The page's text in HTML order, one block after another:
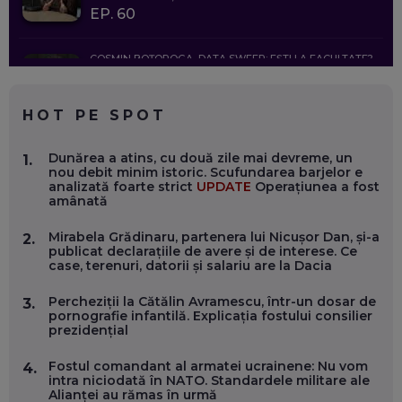
EP. 60
COSMIN BOȚOROGA, DATA SWEEP: EȘTI LA FACULTATE?
FOLOSEȘTI TEHNOLOGIA CA SĂ FII MAI BUN LA JOB. ȘI CUM
SE VA SCHIMBA MUNCA, ÎN URMĂTORII ANI
EP. 58
MARIUS PAȘCULEA, COFONDATOR AL KULTH: CUM
FOLOSEȘTI TEHNOLOGIA CA SĂ ÎȚI DESCHIZI DRUMUL
CĂTRE ARTĂ, LA NIVEL GLOBAL
ANDREI AVĂDANEI, BIT SENTINEL: CUM ÎȚI PROTEJEZI
CARIERĂ DE „HACKER CU PERMIS”
EP. 56
HOT PE SPOT
1.
Dunărea a atins, cu două zile mai devreme, un
nou debit minim istoric. Scufundarea barjelor e
analizată foarte strict UPDATE Operațiunea a fost
amânată
2.
Mirabela Grădinaru, partenera lui Nicușor Dan, și-a
publicat declarațiile de avere și de interese. Ce
case, terenuri, datorii și salariu are la Dacia
3.
Percheziții la Cătălin Avramescu, într-un dosar de
pornografie infantilă. Explicația fostului consilier
prezidențial
4.
Fostul comandant al armatei ucrainene: Nu vom
intra niciodată în NATO. Standardele militare ale
Alianței au rămas în urmă